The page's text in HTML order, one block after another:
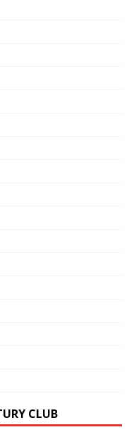
CLUB